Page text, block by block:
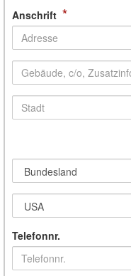
Anschrift *
Telefonnr.